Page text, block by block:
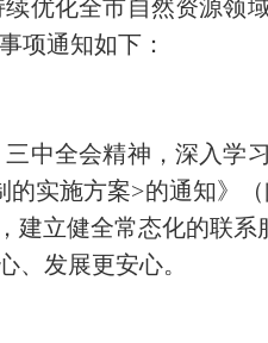
优化全市自然资源领
项通知如下：
中全会精神，深入学
的实施方案>的通知》
建立健全常态化的联
、发展更安心。